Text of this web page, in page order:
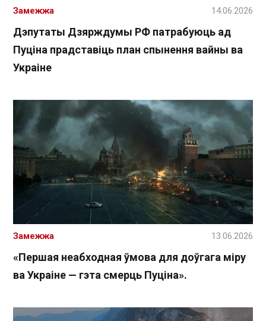
Дэпутаты Дзярждумы РФ патрабуюць ад
Пуціна прадставіць план спынення вайны ва
Украіне
Замежжа 14.06.2026
«Першая неабходная ўмова для доўгага міру
ва Украіне — гэта смерць Пуціна».
Замежжа 13.06.2026